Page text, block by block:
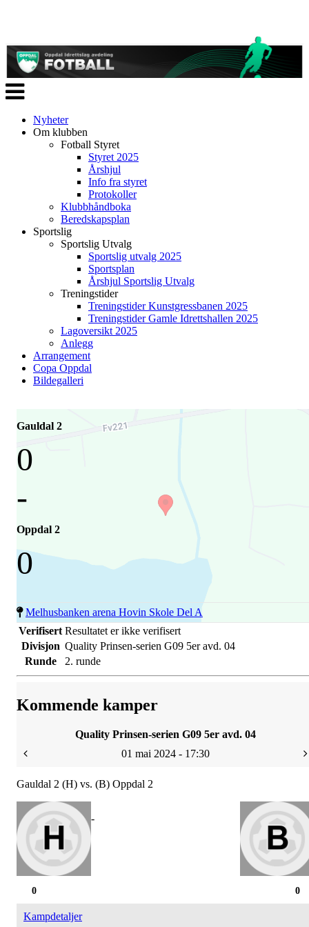
Veksle
navigasjon
Nyheter
Om klubben
Fotball Styret
Styret 2025
Årshjul
Info fra styret
Protokoller
Klubbhåndboka
Beredskapsplan
Sportslig
Sportslig Utvalg
Sportslig utvalg 2025
Sportsplan
Årshjul Sportslig Utvalg
Treningstider
Treningstider Kunstgressbanen 2025
Treningstider Gamle Idrettshallen 2025
Lagoversikt 2025
Anlegg
Arrangement
Copa Oppdal
Bildegalleri
Gauldal 2
0
-
Oppdal 2
0
Melhusbanken arena Hovin Skole Del A
Verifisert Resultatet er ikke verifisert
Divisjon Quality Prinsen-serien G09 5er avd. 04
Runde
2. runde
Kommende kamper
Quality Prinsen-serien G09 5er avd. 04
01 mai 2024 - 17:30
Gauldal 2 (H) vs. (B) Oppdal 2
-
0
0
Kampdetaljer